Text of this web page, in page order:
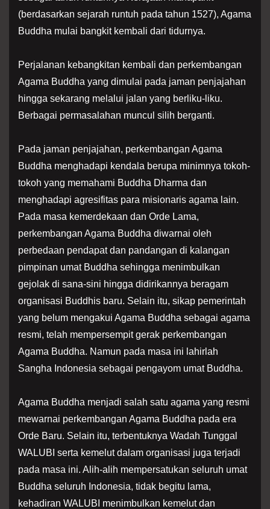
(berdasarkan sejarah runtuh pada tahun 1527), Agama
Buddha mulai bangkit kembali dari tidurnya.
Perjalanan kebangkitan kembali dan perkembangan
Agama Buddha yang dimulai pada jaman penjajahan
hingga sekarang melalui jalan yang berliku-liku.
Berbagai permasalahan muncul silih berganti.
Pada jaman penjajahan, perkembangan Agama
Buddha menghadapi kendala berupa minimnya tokoh-
tokoh yang memahami Buddha Dharma dan
menghadapi agresifitas para misionaris agama lain.
Pada masa kemerdekaan dan Orde Lama,
perkembangan Agama Buddha diwarnai oleh
perbedaan pendapat dan pandangan di kalangan
pimpinan umat Buddha sehingga menimbulkan
gejolak di sana-sini hingga didirikannya beragam
organisasi Buddhis baru. Selain itu, sikap pemerintah
yang belum mengakui Agama Buddha sebagai agama
resmi, telah mempersempit gerak perkembangan
Agama Buddha. Namun pada masa ini lahirlah
Sangha Indonesia sebagai pengayom umat Buddha.
Agama Buddha menjadi salah satu agama yang resmi
mewarnai perkembangan Agama Buddha pada era
Orde Baru. Selain itu, terbentuknya Wadah Tunggal
WALUBI serta kemelut dalam organisasi juga terjadi
pada masa ini. Alih-alih mempersatukan seluruh umat
Buddha seluruh Indonesia, tidak begitu lama,
kehadiran WALUBI menimbulkan kemelut dan